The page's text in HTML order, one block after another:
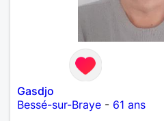
Gasdjo
Bessé-sur-Braye - 61 ans